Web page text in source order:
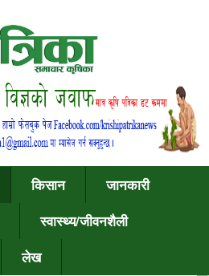
किसान
जानकारी
स्वास्थ्य/जीवनशैली
लेख